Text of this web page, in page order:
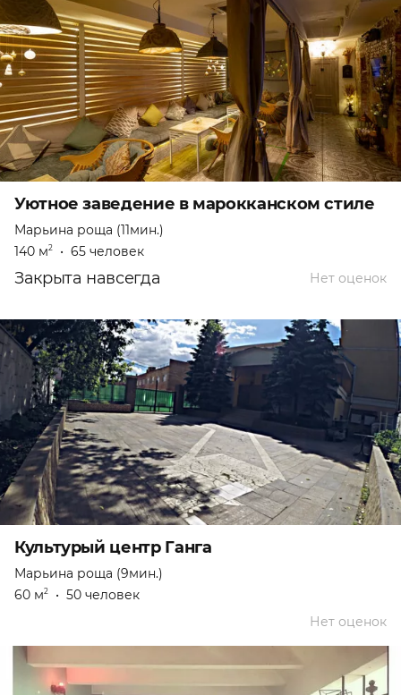
Уютное заведение в марокканском стиле
Марьина роща (11мин.)
140 м2 • 65 человек
Нет оценок
Закрыта навсегда
Культурый центр Ганга
Марьина роща (9мин.)
60 м2 • 50 человек
Нет оценок